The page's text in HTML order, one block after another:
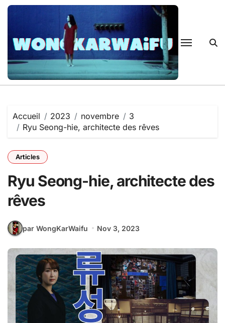
Passer
Accueil 2023 novembre
3
Ryu Seong-hie, architecte des rêves
Articles
Ryu Seong-hie, architecte des
rêves
par WongKarWaifu Nov 3, 2023